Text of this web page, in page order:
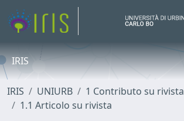
IRIS
IRIS UNIURB
1 Contributo su rivista
1.1 Articolo su rivista